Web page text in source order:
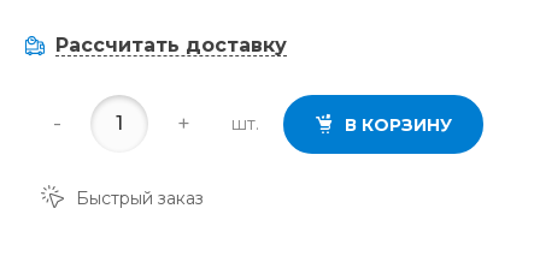
Рассчитать доставку
- + шт. В КОРЗИНУ
Быстрый заказ